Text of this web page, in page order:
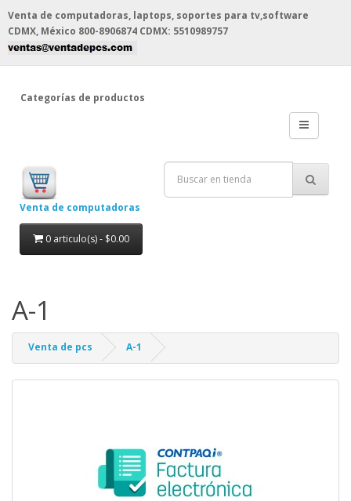
Venta de computadoras, laptops, soportes para tv,software
CDMX, México 800-8906874 CDMX: 5510989757
Categorías de productos
Venta de computadoras
0 articulo(s) - $0.00
A-1
Venta de pcs A-1